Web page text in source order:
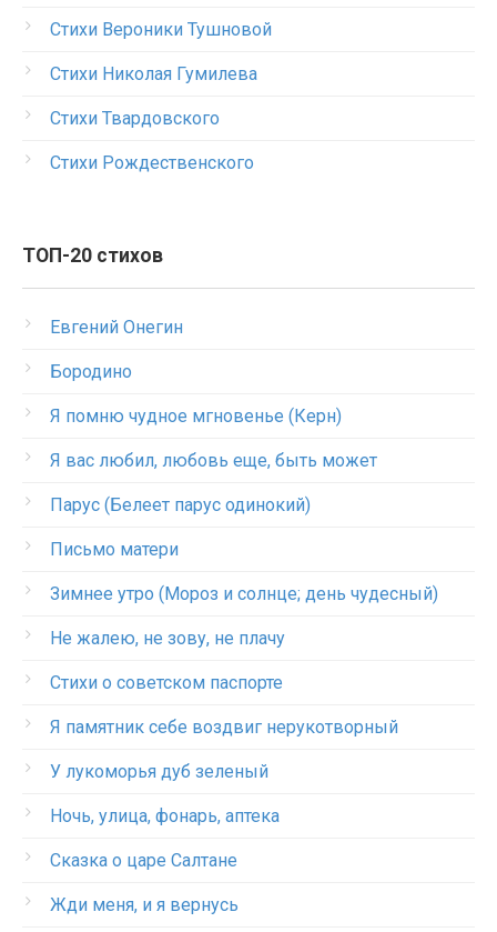
Стихи Вероники Тушновой
Стихи Николая Гумилева
Стихи Твардовского
Стихи Рождественского
ТОП-20 стихов
Евгений Онегин
Бородино
Я помню чудное мгновенье (Керн)
Я вас любил, любовь еще, быть может
Парус (Белеет парус одинокий)
Письмо матери
Зимнее утро (Мороз и солнце; день чудесный)
Не жалею, не зову, не плачу
Стихи о советском паспорте
Я памятник себе воздвиг нерукотворный
У лукоморья дуб зеленый
Ночь, улица, фонарь, аптека
Сказка о царе Салтане
Жди меня, и я вернусь